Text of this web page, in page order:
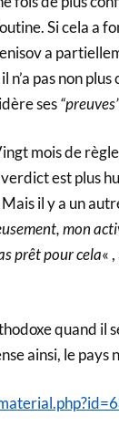
Si cela a
a
n’a pas non
ses
mois de
est plus
il y a un
mon
prêt pour cela«
quand il
ainsi, le